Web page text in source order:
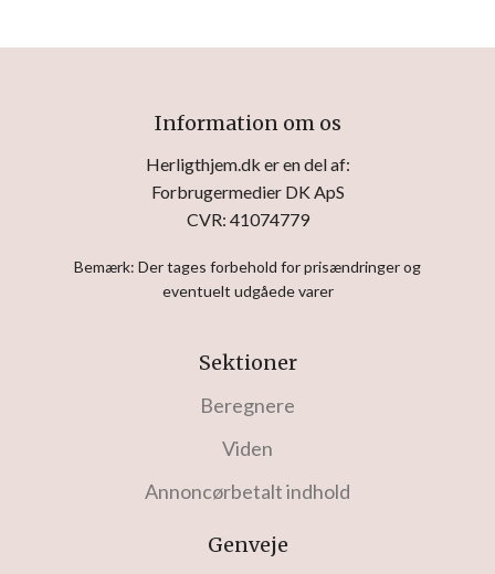
Information om os
Herligthjem.dk er en del af:
Forbrugermedier DK ApS
CVR: 41074779
Bemærk: Der tages forbehold for prisændringer og
eventuelt udgåede varer
Sektioner
Beregnere
Viden
Annoncørbetalt indhold
Genveje